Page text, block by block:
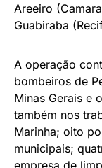
Areeiro
Guabiraba
A operação
bombeiros de
Minas Gerais e
também nos
Marinha; oito
municipais;
empresa de